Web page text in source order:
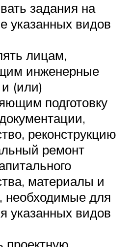
задания на
указанных видов
лицам,
инженерные
(или)
подготовку
реконструкцию
ремонт
материалы и
необходимые для
указанных видов